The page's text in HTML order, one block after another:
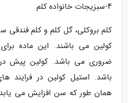
4-سبزیجات خانواده کلم
کلم بروکلی، گل کلم و کلم فندقی
کولین می باشند. این ماده
ضروری می باشد. کولین پیش
باشد. استیل کولین در فرایند
همان طور که سن افزایش می